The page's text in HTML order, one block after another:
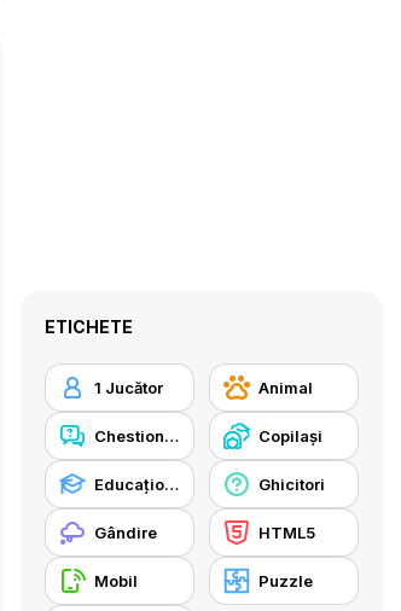
ETICHETE
1 Jucător Animal
Chestionar Copilași
Educaţional Ghicitori
Gândire HTML5
Mobil Puzzle